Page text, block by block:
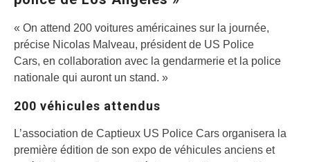
« On attend 200 voitures américaines sur la journée,
précise Nicolas Malveau, président de US Police
Cars, en collaboration avec la gendarmerie et la police
nationale qui auront un stand. »
200 véhicules attendus
L’association de Captieux US Police Cars organisera la
première édition de son expo de véhicules anciens et